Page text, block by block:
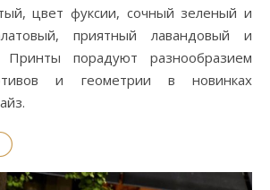
цвет фуксии, сочный зеленый и
приятный лавандовый и
Принты порадуют разнообразием
и геометрии в новинках